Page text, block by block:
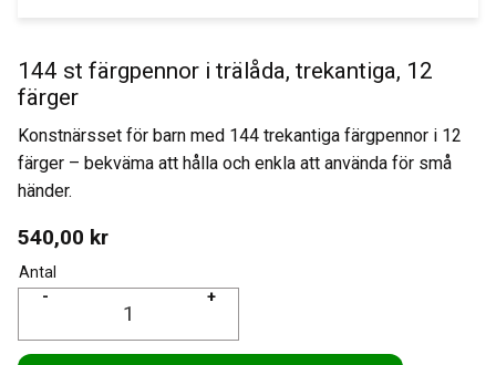
144 st färgpennor i trälåda, trekantiga, 12
färger
Konstnärsset för barn med 144 trekantiga färgpennor i 12
färger – bekväma att hålla och enkla att använda för små
händer.
540,00 kr
Antal
+
-